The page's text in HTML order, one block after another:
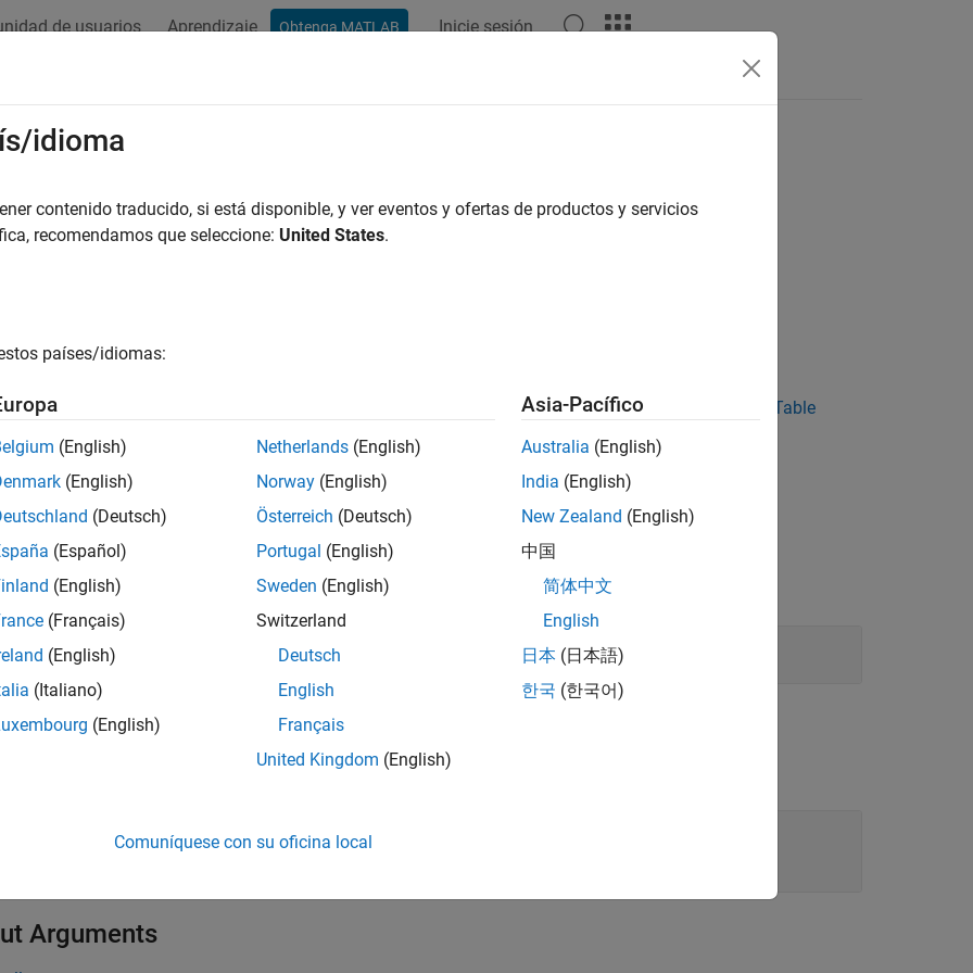
de usuarios Aprendizaje Obtenga MATLAB Inicie sesión
length of string in Requirements Table block
. Use this operator in the
Requirements Table
all
Number of Characters in a String
Arguments
— Input string
Arguments
idioma
contenido traducido, si está disponible, y ver eventos y ofertas de productos y servicios
recomendamos que seleccione: United States.
países/idiomas:
(English)
(English)
(Deutsch)
(Español)
(English)
(Français)
(English)
(Italiano)
(English)
Netherlands (English)
Norway (English)
Österreich (Deutsch)
Portugal (English)
Sweden (English)
Switzerland
Deutsch
English
Français
United Kingdom (English)
Asia-Pacífico
Australia (English)
India (English)
New Zealand (English)
中国
简体中文
English
日本 (日本語)
한국 (한국어)
Comuníquese con su oficina local